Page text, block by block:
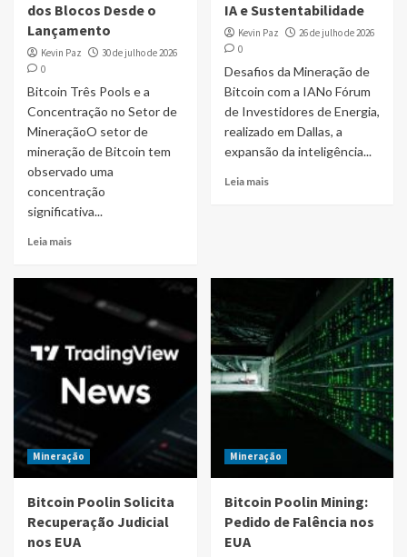
dos Blocos Desde o
Lançamento
Kevin Paz
30 de julho de 2026
0
Bitcoin Três Pools e a
Concentração no Setor de
MineraçãoO setor de
mineração de Bitcoin tem
observado uma
concentração
significativa...
Leia mais
IA e Sustentabilidade
Kevin Paz
26 de julho de 2026
0
Desafios da Mineração de
Bitcoin com a IANo Fórum
de Investidores de Energia,
realizado em Dallas, a
expansão da inteligência...
Leia mais
Mineração
Bitcoin Poolin Solicita
Recuperação Judicial
nos EUA
Mineração
Bitcoin Poolin Mining:
Pedido de Falência nos
EUA